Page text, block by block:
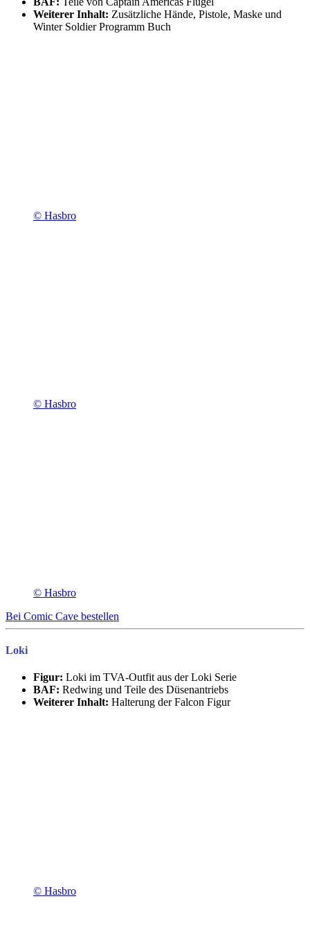
Weiterer Inhalt: Zusätzliche Hände, Pistole, Maske und
Winter Soldier Programm Buch
© Hasbro
© Hasbro
© Hasbro
Bei Comic Cave bestellen
Loki
Figur: Loki im TVA-Outfit aus der Loki Serie
BAF: Redwing und Teile des Düsenantriebs
Weiterer Inhalt: Halterung der Falcon Figur
© Hasbro